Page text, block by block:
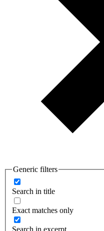
Generic filters
Search in title
Exact matches only
Search in excerpt